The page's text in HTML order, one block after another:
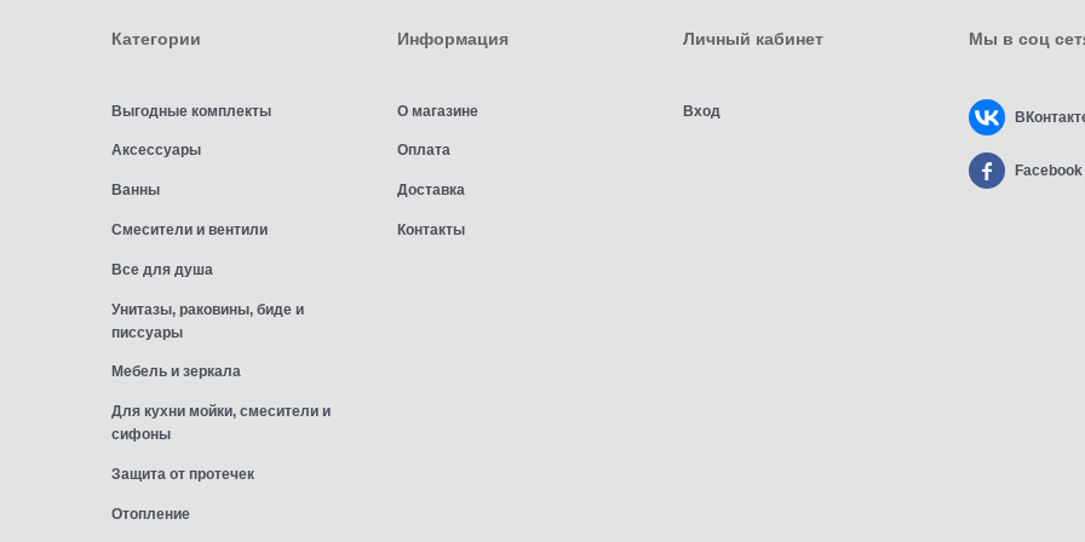
Категории
Выгодные комплекты
Аксессуары
Ванны
Смесители и вентили
Все для душа
Унитазы, раковины, биде и
писсуары
Мебель и зеркала
Для кухни мойки, смесители и
сифоны
Защита от протечек
Отопление
Информация
О магазине
Оплата
Доставка
Контакты
Личный кабинет
Вход
Мы в соц
Facebook